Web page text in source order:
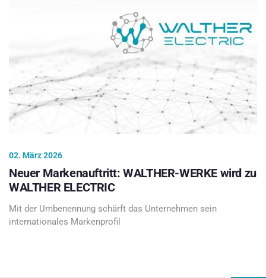
02. März 2026
Neuer Markenauftritt: WALTHER-WERKE wird zu
WALTHER ELECTRIC
Mit der Umbenennung schärft das Unternehmen sein
internationales Markenprofil